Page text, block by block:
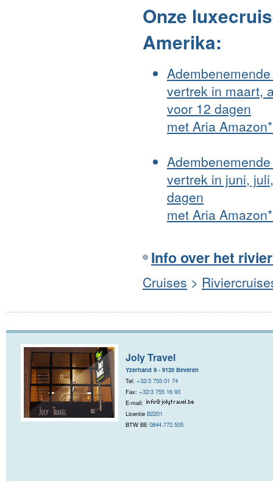
Onze
Amerika:
vertrek in maart,
voor 12 dagen
met Aria
vertrek in juni,
dagen
met Aria
Info over het
Cruises >
Joly Travel
Yzerhand 9 - 9120 Beveren
Tel: +32/3 755 01 74
Fax: +32/3 755 16 93
E-mail:
Licentie B2201
BTW BE 0844.772.505